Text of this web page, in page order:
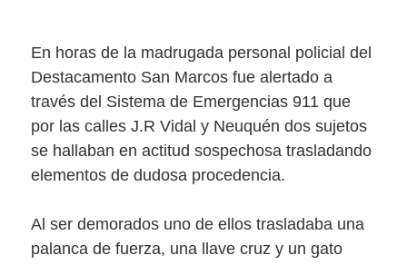
En horas de la madrugada personal policial del
Destacamento San Marcos fue alertado a
través del Sistema de Emergencias 911 que
por las calles J.R Vidal y Neuquén dos sujetos
se hallaban en actitud sospechosa trasladando
elementos de dudosa procedencia.
Al ser demorados uno de ellos trasladaba una
palanca de fuerza, una llave cruz y un gato